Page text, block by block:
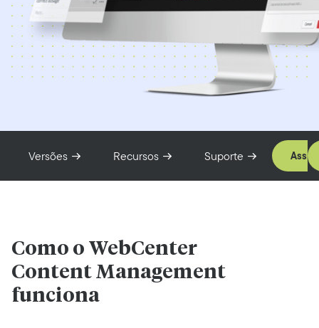
Versões Recursos Suporte
Como o WebCenter
Content Management
funciona